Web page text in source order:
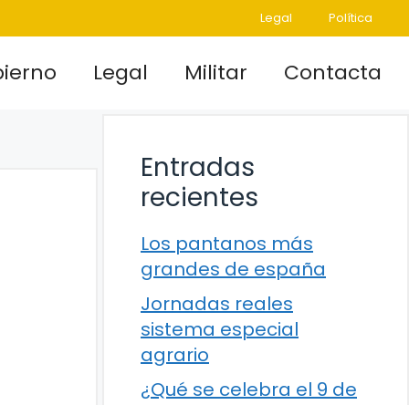
Legal Política
Legal Militar Contacta
Entradas
recientes
Los pantanos más
grandes de españa
Jornadas reales
sistema especial
agrario
¿Qué se celebra el 9 de